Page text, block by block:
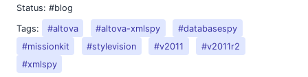
Status: #blog
Tags:
#altova #altova-xmlspy
#databasespy
#missionkit
#stylevision #v2011
#v2011r2
#xmlspy